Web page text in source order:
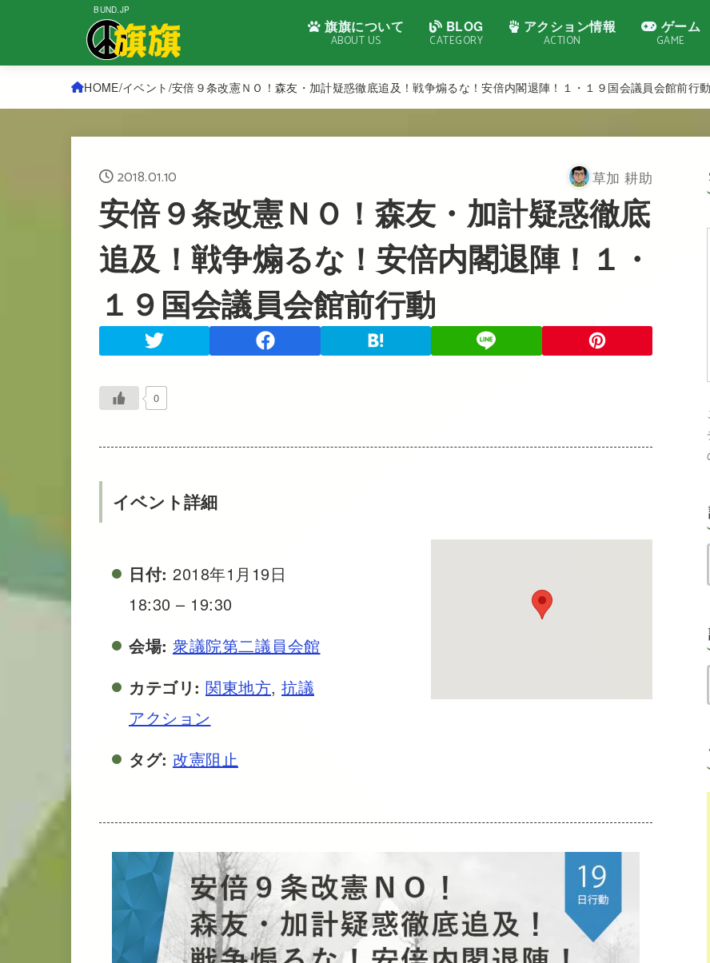
BUND.JP
旗旗について
ABOUT US
BLOG
CATEGORY
アクション情報
ACTION
ゲーム
GAME
HOME イベント 安倍９条改憲ＮＯ！森友・加計疑惑徹底追及！戦争煽るな！安倍内閣退陣！１・１９国会議員会館前行動
2018.01.10 草加 耕助
安倍９条改憲ＮＯ！森友・加計疑惑徹底
追及！戦争煽るな！安倍内閣退陣！１・
１９国会議員会館前行動
0
イベント詳細
日付: 2018年1月19日
18:30 – 19:30
会場: 衆議院第二議員会館
カテゴリ: 関東地方, 抗議
アクション
タグ: 改憲阻止